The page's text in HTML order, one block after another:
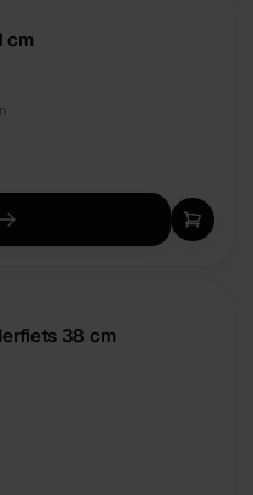
cm
38 cm